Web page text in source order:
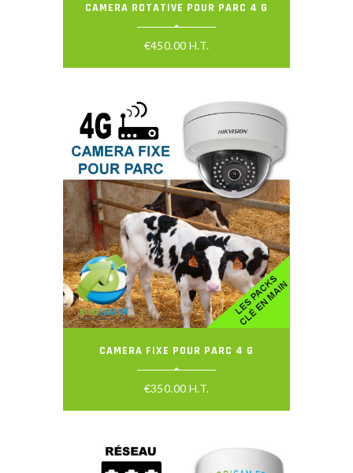
CAMERA ROTATIVE POUR PARC 4 G
€450.00 H.T.
CAMERA FIXE POUR PARC 4 G
€350.00 H.T.